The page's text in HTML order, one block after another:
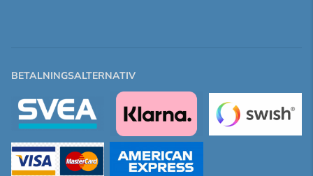
BETALNINGSALTERNATIV